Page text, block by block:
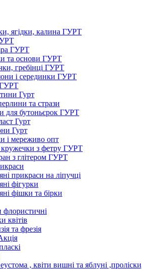
ягідки, калина ГУРТ
ГУРТ
та основи ГУРТ
гребінці ГУРТ
і серединки ГУРТ
Гурт
та стрази
для бутоньєрок ГУРТ
Гурт
Гурт
і мереживо опт
кружечки з фетру ГУРТ
з глітером ГУРТ
прикраси на ліпучці
фігурки
фішки та бірки
флористичні
квітів
та фрезія
, квіти вишні та яблуні